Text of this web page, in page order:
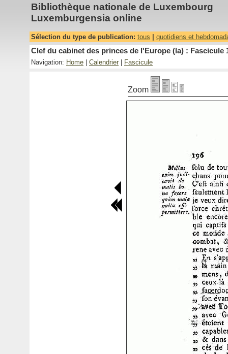
Bibliothèque nationale de Luxembourg
Luxemburgensia online
Sélection du type de publication: tous quotidiens et
Clef du cabinet des princes de l'Europe (la) : Fascicule
Navigation: Home Calendrier Fascicule
Zoom